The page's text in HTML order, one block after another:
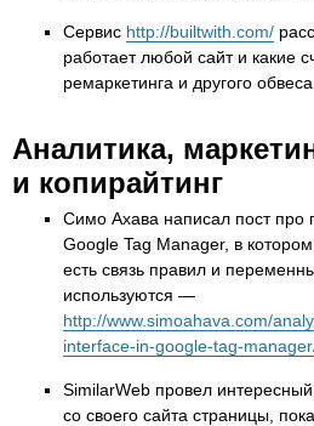
Сервис http://builtwith.com/
работает любой сайт и какие
ремаркетинга и другого
Аналитика,
и копирайтинг
Симо Ахава написал пост про
Google Tag Manager, в
есть связь правил и
используются —
http://www.simoahava.com/
interface-in-google-tag-
SimilarWeb провел
со своего сайта страницы,